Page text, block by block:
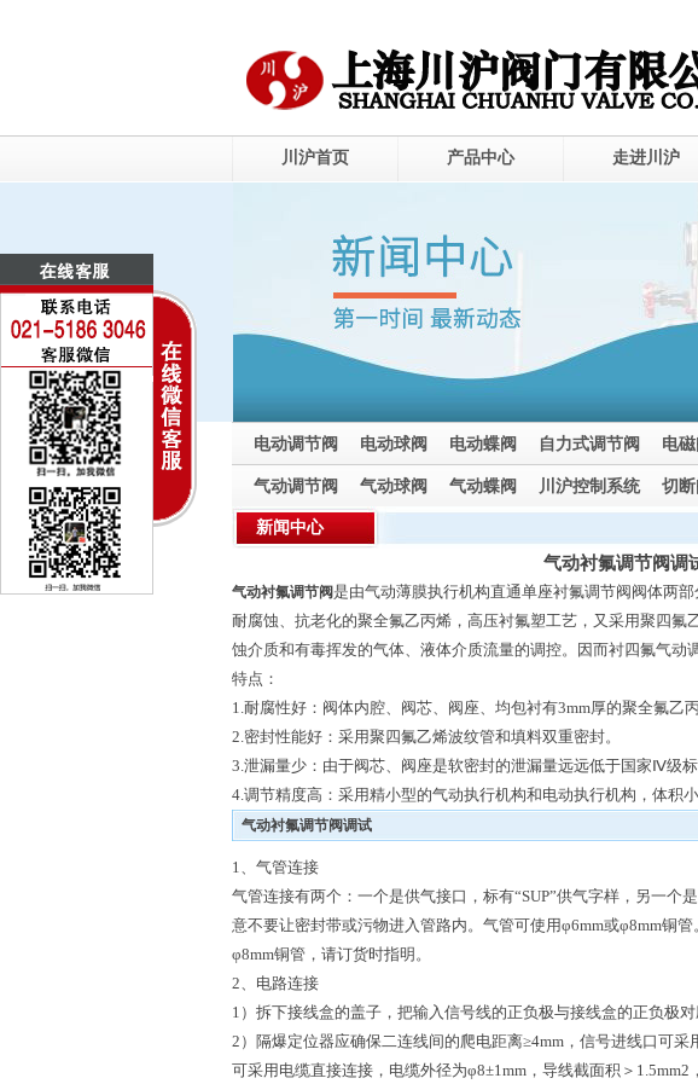
川沪首页 产品中心 走进川沪
电动调节阀 电动球阀 电动蝶阀 自力式调节阀 电磁
电动截止阀
气动调节阀 气动球阀 气动蝶阀 川沪控制系统 切断
气动截止阀
新闻中心
气动衬氟调节阀调
气动衬氟调节阀是由气动薄膜执行机构直通单座衬氟调节阀阀体两
耐腐蚀、抗老化的聚全氟乙丙烯，高压衬氟塑工艺，又采用聚四
蚀介质和有毒挥发的气体、液体介质流量的调控。因而衬四氟气
特点：
1.耐腐性好：阀体内腔、阀芯、阀座、均包衬有3mm厚的聚全氟乙
2.密封性能好：采用聚四氟乙烯波纹管和填料双重密封。
3.泄漏量少：由于阀芯、阀座是软密封的泄漏量远远低于国家Ⅳ级标
4.调节精度高：采用精小型的气动执行机构和电动执行机构，体积小
气动衬氟调节阀调试
1、气管连接
气管连接有两个：一个是供气接口，标有“SUP”供气字样，另一个
意不要让密封带或污物进入管路内。气管可使用φ6mm或φ8mm铜
φ8mm铜管，请订货时指明。
2、电路连接
1）拆下接线盒的盖子，把输入信号线的正负极与接线盒的正负极
2）隔爆定位器应确保二连线间的爬电距离≥4mm，信号进线口可
可采用电缆直接连接，电缆外径为φ8±1mm，导线截面积＞